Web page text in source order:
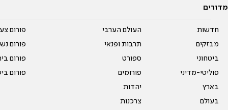
מדורים
חדשות
מבזקים
ביטחוני
פוליטי-מדיני
בארץ
בעולם
העולם הערבי
תרבות ופנאי
ספורט
פורומים
יהדות
צרכנות
פורום
פורום
פורום
פורום